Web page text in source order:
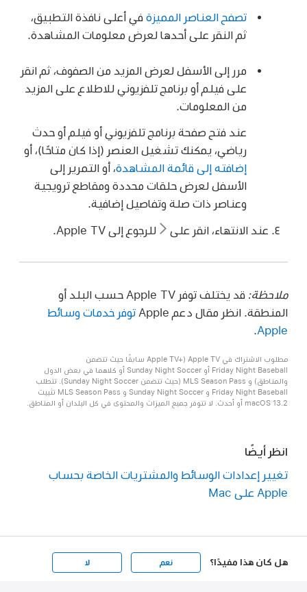
تصفح العناصر المميزة في أعلى نافذة التطبيق،
ثم النقر على أحدها لعرض معلومات المشاهدة.
مرر إلى الأسفل لعرض المزيد من الصفوف، ثم انقر
على فيلم أو برنامج تلفزيوني للاطلاع على المزيد
من المعلومات.
عند فتح صفحة برنامج تلفزيوني أو فيلم أو حدث
رياضي، يمكنك تشغيل العنصر (إذا كان متاحًا)، أو
إضافته إلى قائمة المشاهدة، أو التمرير إلى
الأسفل لعرض حلقات محددة ومقاطع ترويجية
وعناصر ذات صلة وتفاصيل إضافية.
عند الانتهاء، انقر على للرجوع إلى Apple TV.
ملاحظة:
قد يختلف توفر Apple TV حسب البلد أو
المنطقة. انظر مقال دعم Apple
توفر خدمات وسائط
Apple
مطلوب الاشتراك في Apple TV (Apple TV+‎ سابقًا حيث تتضمن
Friday Night Baseball أو Sunday Night Soccer أو كلاهما في بعض الدول
والمناطق) و MLS Season Pass (حيث تتضمن Sunday Night Soccer). تتطلب
Friday Night Baseball و Sunday Night Soccer و MLS Season Pass تثبيت
macOS 13.2 أو أحدث. لا تتوفر جميع الميزات والمحتوى في كل البلدان أو المناطق.
انظر أيضًا
تغيير إعدادات الوسائط والمشتريات الخاصة بحساب
Apple على Mac
هل كان هذا مفيدًا؟ نعم لا